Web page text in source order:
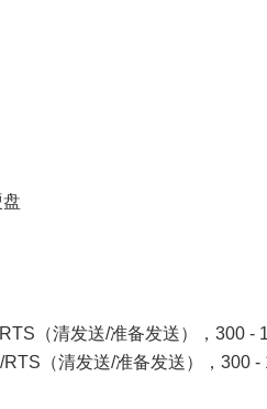
（清发送/准备发送），300 -
（清发送/准备发送），300 -